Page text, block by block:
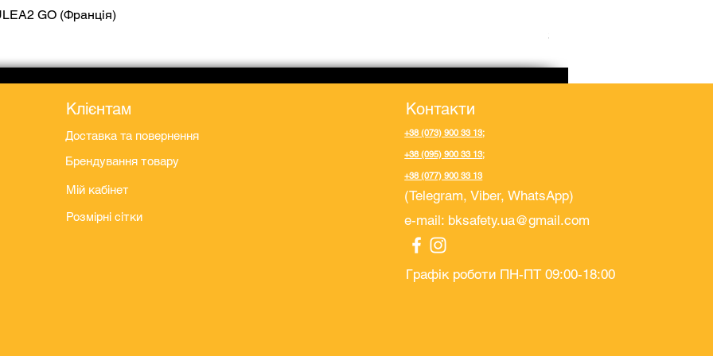
GO (Франція)
Ціна
32,00 ₴
Клієнтам
Доставка та повернення
Брендування товару
Мій кабінет
Розмірні сітки
Контакти
+38 (073) 900 33 13;
+38 (095) 900 33 13;
+38 (077) 900 33 13
(Telegram, Viber, WhatsApp)
e-mail: bksafety.ua@gmail.com
Графік роботи ПН-ПТ 09:00-18:00